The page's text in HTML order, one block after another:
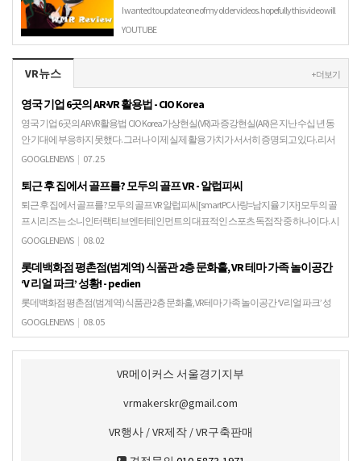
I wanted to update one of my older videos. hopefully this video will
answer more questions and help people in the proces…
YOUTUBE
VR뉴스 + 더보기
영국 기업 6곳의 AR·VR 활용법 - CIO Korea
영국 기업 6곳의 AR·VR 활용법 CIO Korea가상현실(VR)과 증강현실(AR)은 지난 수십 년 동
안 기대에 부응하지 못했다. 그러나 이제 실제 활용 가치가 서서히 증명되고 있다. 리서
치앤마켓닷컴에 따르면 기…
GOOGLENEWS | 07.25
퇴근 후 집에서 골프를? 모두의 골프 VR - 알럽피씨
퇴근 후 집에서 골프를? 모두의 골프 VR 알럽피씨[smartPC사랑=남지율 기자] 모두의 골
프 시리즈는 소니인터랙티브엔터테인먼트의 대표적인 스포츠 독점작 중 하나이다. 시
리즈의 첫 작품은 1997년 플레이스테이션…
GOOGLENEWS | 08.02
롯데백화점 평촌점(범계역) 식품관 2층 문화홀, VR 테마 가족 놀이공간
‘V 리얼 파크’ 성황! - pedien
롯데백화점 평촌점(범계역) 식품관 2층 문화홀, VR 테마 가족 놀이공간 ‘V 리얼 파크’ 성
황! pedien... [시사매거진=하명남 기자] VR 테마 놀이공간 'V 리얼 파크' 롯데백화점 평촌
점(범계역) 식품관…
GOOGLENEWS | 08.05
VR메이커스 서울경기지부
vrmakerskr@gmail.com
VR행사 / VR제작 / VR구축판매